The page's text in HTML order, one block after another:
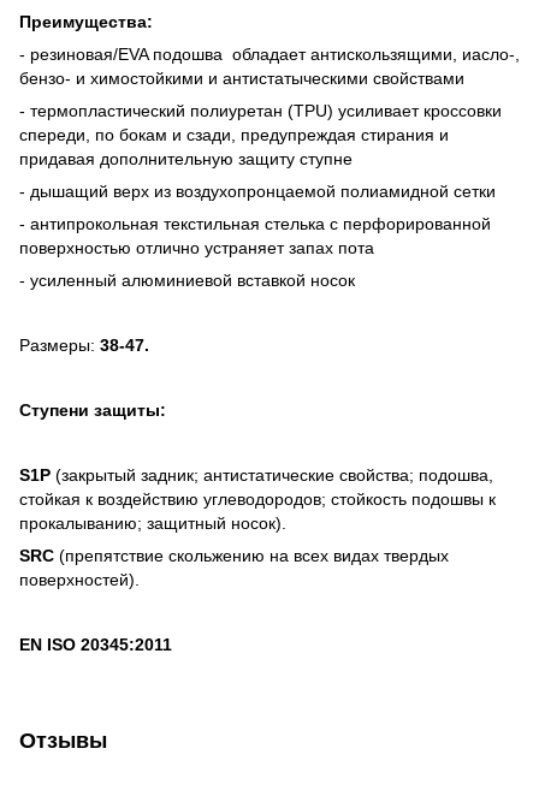
Преимущества:
- резиновая/EVA подошва обладает антискользящими, иасло-,
бензо- и химостойкими и антистатыческими свойствами
- термопластический полиуретан (TPU) усиливает кроссовки
спереди, по бокам и сзади, предупреждая стирания и
придавая дополнительную защиту ступне
- дышащий верх из воздухопронцаемой полиамидной сетки
- антипрокольная текстильная стелька с перфорированной
поверхностью отлично устраняет запах пота
- усиленный алюминиевой вставкой носок
Размеры: 38-47.
Ступени защиты:
S1P (закрытый задник; антистатические свойства; подошва,
стойкая к воздействию углеводородов; стойкость подошвы к
прокалыванию; защитный носок).
SRC (препятствие скольжению на всех видах твердых
поверхностей).
EN ISO 20345:2011
Отзывы